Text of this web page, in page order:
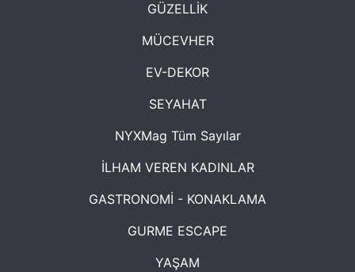
GÜZELLİK
MÜCEVHER
EV-DEKOR
SEYAHAT
NYXMag Tüm Sayılar
İLHAM VEREN KADINLAR
GASTRONOMİ - KONAKLAMA
GURME ESCAPE
YAŞAM